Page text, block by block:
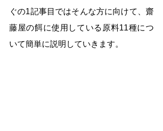
ぐの1記事目ではそんな方に向けて、齋
藤屋の餌に使用している原料11種につ
いて簡単に説明していきます。